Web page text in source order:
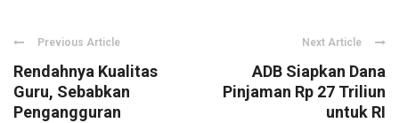
Previous Article
Rendahnya Kualitas
Guru, Sebabkan
Pengangguran
Next Article
ADB Siapkan Dana
Pinjaman Rp 27 Triliun
untuk RI